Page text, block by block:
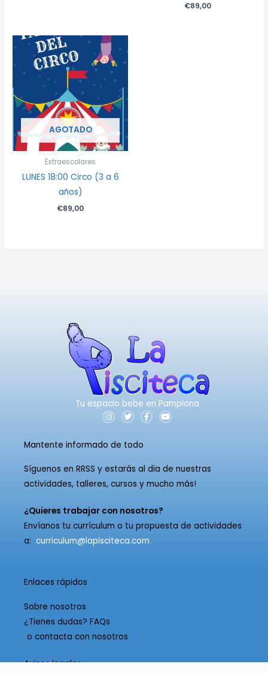
€89,00
AGOTADO
Extraescolares
LUNES 18:00 Circo (3 a 6
años)
€89,00
Tu espacio bebe en Pamplona
I
n
a
a
T
w
t
F
a
k
f
Y
o
Mantente informado de todo
Síguenos en RRSS y estarás al dia de nuestras
actividades, talleres, cursos y mucho más!
¿Quieres trabajar con nosotros?
Envíanos tu currículum o tu propuesta de actividades
a: curriculum@lapisciteca.com
Enlaces rápidos
Sobre nosotros
¿Tienes dudas? FAQs
o contacta con nosotros
Avisos legales